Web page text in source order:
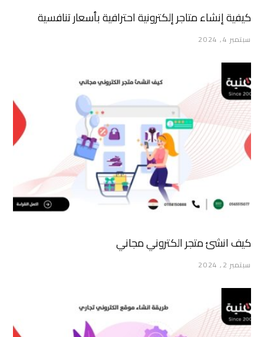
كيفية إنشاء متاجر إلكترونية احترافية بأسعار تنافسية
سبتمبر 4, 2024
كيف انشئ متجر الكتروني مجاني
سبتمبر 2, 2024